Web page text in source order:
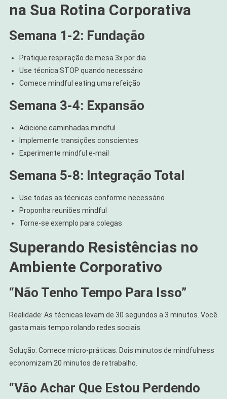
na Sua Rotina Corporativa
Semana 1-2: Fundação
Pratique respiração de mesa 3x por dia
Use técnica STOP quando necessário
Comece mindful eating uma refeição
Semana 3-4: Expansão
Adicione caminhadas mindful
Implemente transições conscientes
Experimente mindful e-mail
Semana 5-8: Integração Total
Use todas as técnicas conforme necessário
Proponha reuniões mindful
Torne-se exemplo para colegas
Superando Resistências no
Ambiente Corporativo
“Não Tenho Tempo Para Isso”
Realidade: As técnicas levam de 30 segundos a 3 minutos. Você
gasta mais tempo rolando redes sociais.
Solução: Comece micro-práticas. Dois minutos de mindfulness
economizam 20 minutos de retrabalho.
“Vão Achar Que Estou Perdendo